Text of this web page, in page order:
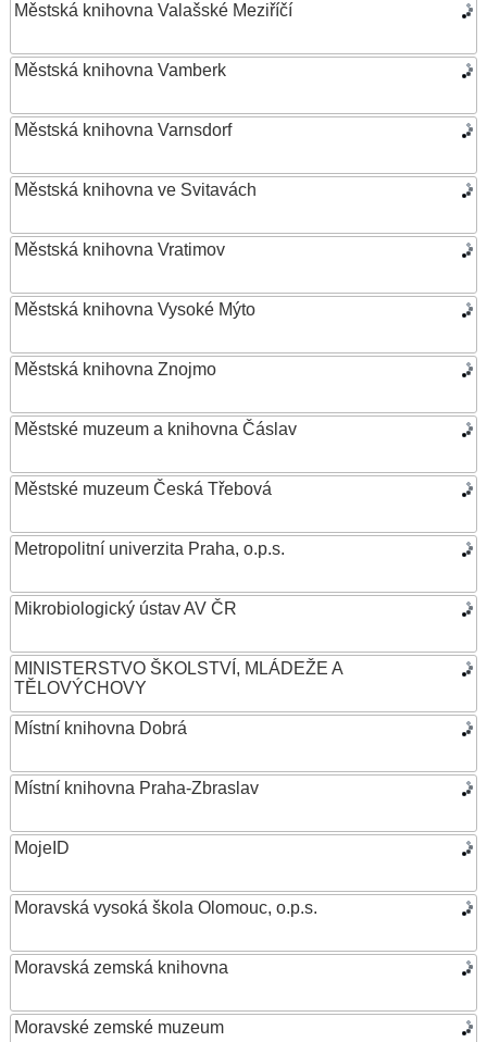
Městská knihovna Valašské Meziříčí
Městská knihovna Vamberk
Městská knihovna Varnsdorf
Městská knihovna ve Svitavách
Městská knihovna Vratimov
Městská knihovna Vysoké Mýto
Městská knihovna Znojmo
Městské muzeum a knihovna Čáslav
Městské muzeum Česká Třebová
Metropolitní univerzita Praha, o.p.s.
Mikrobiologický ústav AV ČR
MINISTERSTVO ŠKOLSTVÍ, MLÁDEŽE A
TĚLOVÝCHOVY
Místní knihovna Dobrá
Místní knihovna Praha-Zbraslav
MojeID
Moravská vysoká škola Olomouc, o.p.s.
Moravská zemská knihovna
Moravské zemské muzeum